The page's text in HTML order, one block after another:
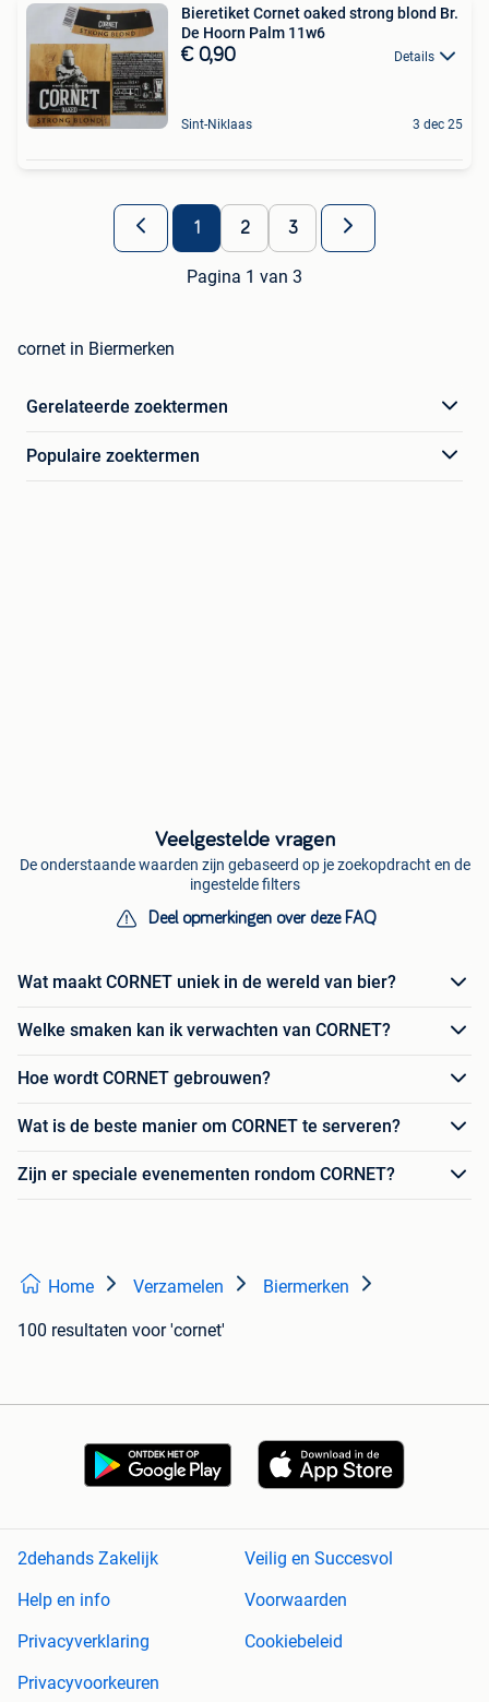
Bieretiket Cornet oaked strong blond Br.
De Hoorn Palm 11w6
€ 0,90 Details
Sint-Niklaas 3 dec 25
1 2 3
Pagina 1 van 3
cornet in Biermerken
Gerelateerde zoektermen
Populaire zoektermen
Veelgestelde vragen
De onderstaande waarden zijn gebaseerd op je zoekopdracht en de
ingestelde filters
Deel opmerkingen over deze FAQ
Wat maakt CORNET uniek in de wereld van bier?
Welke smaken kan ik verwachten van CORNET?
Hoe wordt CORNET gebrouwen?
Wat is de beste manier om CORNET te serveren?
Zijn er speciale evenementen rondom CORNET?
Home Verzamelen Biermerken
100 resultaten voor 'cornet'
2dehands Zakelijk
Veilig en Succesvol
Help en info
Voorwaarden
Privacyverklaring
Cookiebeleid
Privacyvoorkeuren